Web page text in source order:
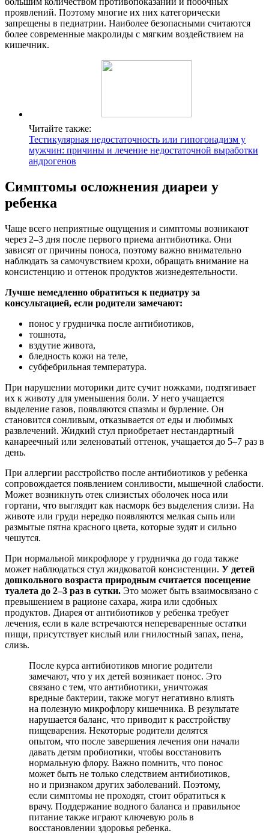
проявлений. Поэтому многие их них категорически
запрещены в педиатрии. Наиболее безопасными считаются
более современные макролиды с мягким воздействием на
кишечник.
Читайте также:
Тестикулярная недостаточность или гипогонадизм у
мужчин: причины и лечение недостаточной выработки
андрогенов
Симптомы осложнения диареи у
ребенка
Чаще всего неприятные ощущения и симптомы возникают
через 2–3 дня после первого приема антибиотика. Они
зависят от причины поноса, поэтому важно внимательно
наблюдать за самочувствием крохи, обращать внимание на
консистенцию и оттенок продуктов жизнедеятельности.
Лучше немедленно обратиться к педиатру за
консультацией, если родители замечают:
понос у грудничка после антибиотиков,
тошнота,
вздутие живота,
бледность кожи на теле,
субфебрильная температура.
При нарушении моторики дите сучит ножками, подтягивает
их к животу для уменьшения боли. У него учащается
выделение газов, появляются спазмы и бурление. Он
становится сонливым, отказывается от еды и любимых
развлечений. Жидкий стул приобретает нестандартный
канареечный или зеленоватый оттенок, учащается до 5–7 раз в
день.
При аллергии расстройство после антибиотиков у ребенка
сопровождается появлением сонливости, мышечной слабости.
Может возникнуть отек слизистых оболочек носа или
гортани, что выглядит как насморк без выделения слизи. На
животе или груди нередко появляются мелкая сыпь или
размытые пятна красного цвета, которые зудят и сильно
чешутся.
При нормальной микрофлоре у грудничка до года также
может наблюдаться стул жидковатой консистенции. У детей
дошкольного возраста природным считается посещение
туалета до 2–3 раз в сутки. Это может быть взаимосвязано с
превышением в рационе сахара, жира или сдобных
продуктов. Диарея от антибиотиков у ребенка требует
лечения, если в кале встречаются непереваренные остатки
пищи, присутствует кислый или гнилостный запах, пена,
слизь.
После курса антибиотиков многие родители
замечают, что у их детей возникает понос. Это
связано с тем, что антибиотики, уничтожая
вредные бактерии, также могут негативно влиять
на полезную микрофлору кишечника. В результате
нарушается баланс, что приводит к расстройству
пищеварения. Некоторые родители делятся
опытом, что после завершения лечения они начали
давать детям пробиотики, чтобы восстановить
нормальную флору. Важно помнить, что понос
может быть не только следствием антибиотиков,
но и признаком других заболеваний. Поэтому,
если симптомы не проходят, стоит обратиться к
врачу. Поддержание водного баланса и правильное
питание также играют ключевую роль в
восстановлении здоровья ребенка.